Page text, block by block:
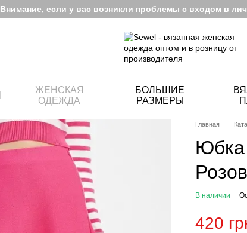
Внимание, если у вас возникли проблемы с входом в
ЖЕНСКАЯ
ОДЕЖДА
БОЛЬШИЕ
РАЗМЕРЫ
Главная
Юбка
В наличии
420